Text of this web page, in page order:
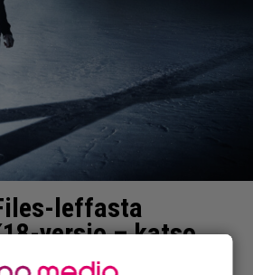
leffasta
versio – katso